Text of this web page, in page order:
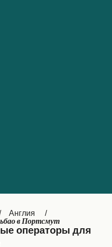
Canada (FR)
België (NL)
Англия
в Портсмут
операторы для